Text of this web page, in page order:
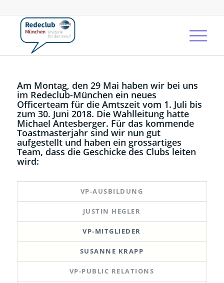
Am Montag, den 29 Mai haben wir bei uns
im Redeclub-München ein neues
Officerteam für die Amtszeit vom 1. Juli bis
zum 30. Juni 2018. Die Wahlleitung hatte
Michael Antesberger. Für das kommende
Toastmasterjahr sind wir nun gut
aufgestellt und haben ein grossartiges
Team, dass die Geschicke des Clubs leiten
wird:
VP-AUSBILDUNG
JUSTIN HEGLER
VP-MITGLIEDER
SUSANNE KRAPP
VP-PUBLIC RELATIONS